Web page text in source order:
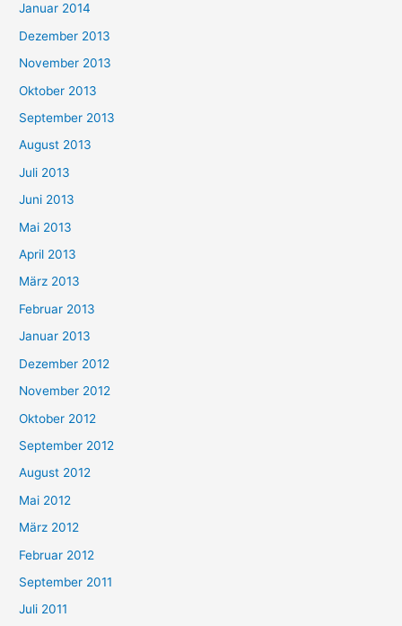
Januar 2014
Dezember 2013
November 2013
Oktober 2013
September 2013
August 2013
Juli 2013
Juni 2013
Mai 2013
April 2013
März 2013
Februar 2013
Januar 2013
Dezember 2012
November 2012
Oktober 2012
September 2012
August 2012
Mai 2012
März 2012
Februar 2012
September 2011
Juli 2011